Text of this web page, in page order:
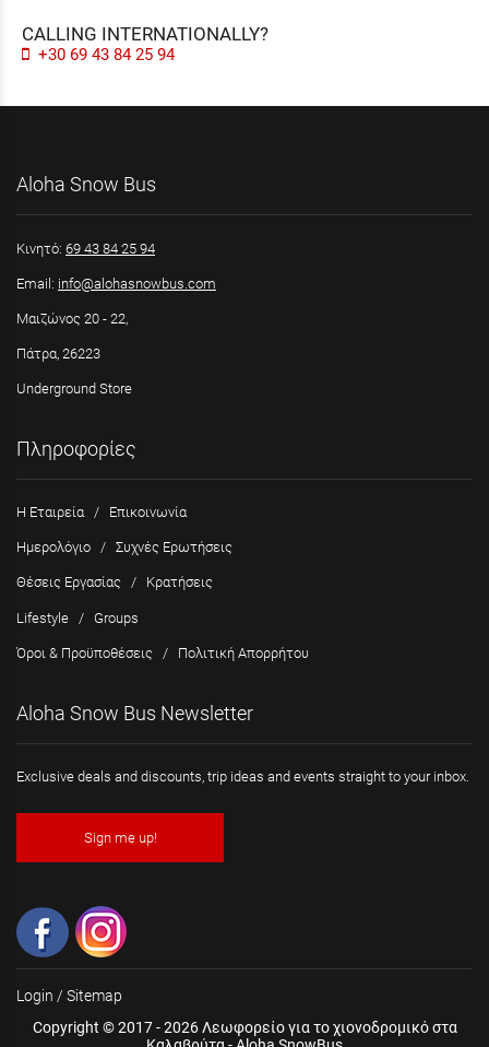
CALLING INTERNATIONALLY?
+30 69 43 84 25 94
Aloha Snow Bus
Κινητό: 69 43 84 25 94
Email: info@alohasnowbus.com
Μαιζώνος 20 - 22,
Πάτρα, 26223
Underground Store
Πληροφορίες
Η Εταιρεία/ Επικοινωνία
Ημερολόγιο / Συχνές Ερωτήσεις
Θέσεις Εργασίας / Κρατήσεις
Lifestyle / Groups
Όροι & Προϋποθέσεις / Πολιτική Απορρήτου
Aloha Snow Bus Newsletter
Exclusive deals and discounts, trip ideas and events straight to your inbox.
Sign me up!
Login / Sitemap
Copyright © 2017 - 2026 Λεωφορείο για το χιονοδρομικό στα